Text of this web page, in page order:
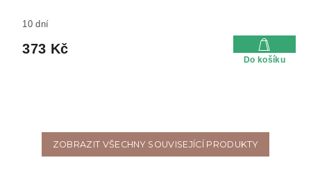
10 dní
373 Kč
Do košíku
ZOBRAZIT VŠECHNY SOUVISEJÍCÍ PRODUKTY